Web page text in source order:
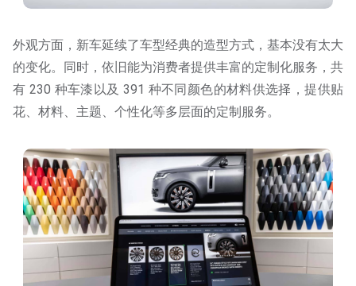
外观方面，新车延续了车型经典的造型方式，基本没有太大
的变化。同时，依旧能为消费者提供丰富的定制化服务，共
有 230 种车漆以及 391 种不同颜色的材料供选择，提供贴
花、材料、主题、个性化等多层面的定制服务。